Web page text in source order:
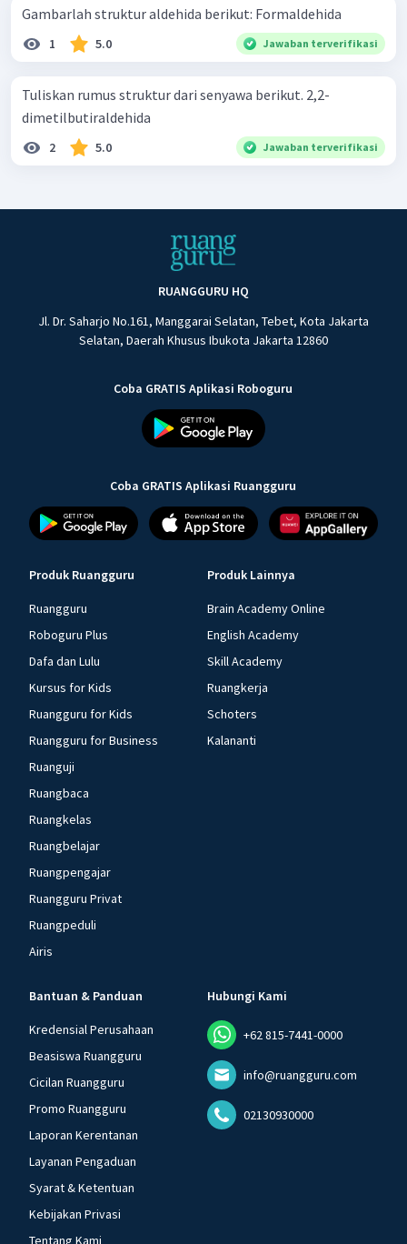
Gambarlah struktur aldehida berikut: Formaldehida
1 5.0 Jawaban terverifikasi
Tuliskan rumus struktur dari senyawa berikut. 2,2-
dimetilbutiraldehida
2 5.0 Jawaban terverifikasi
RUANGGURU HQ
Jl. Dr. Saharjo No.161, Manggarai Selatan, Tebet, Kota Jakarta
Selatan, Daerah Khusus Ibukota Jakarta 12860
Coba GRATIS Aplikasi Roboguru
Coba GRATIS Aplikasi Ruangguru
Produk Ruangguru
Ruangguru
Roboguru Plus
Dafa dan Lulu
Kursus for Kids
Ruangguru for Kids
Ruangguru for Business
Ruanguji
Ruangbaca
Ruangkelas
Ruangbelajar
Ruangpengajar
Ruangguru Privat
Ruangpeduli
Airis
Produk Lainnya
Brain Academy Online
English Academy
Skill Academy
Ruangkerja
Schoters
Kalananti
Bantuan & Panduan
Kredensial Perusahaan
Beasiswa Ruangguru
Cicilan Ruangguru
Promo Ruangguru
Laporan Kerentanan
Layanan Pengaduan
Syarat & Ketentuan
Kebijakan Privasi
Tentang Kami
Hubungi Kami
+62 815-7441-0000
info@ruangguru.com
02130930000